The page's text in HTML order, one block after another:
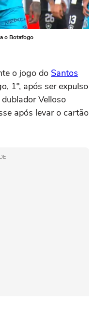
o Botafogo
o jogo do Santos
1º, após ser expulso
Velloso
após levar o cartão